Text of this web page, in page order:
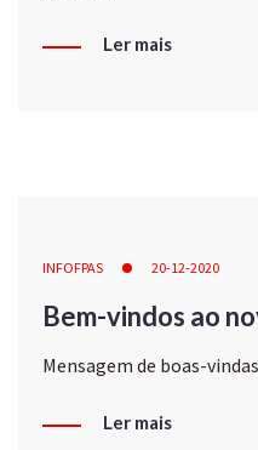
Ler mais
INFOFPAS 20-12-2020
Bem-vindos ao
Mensagem de boas-
Ler mais